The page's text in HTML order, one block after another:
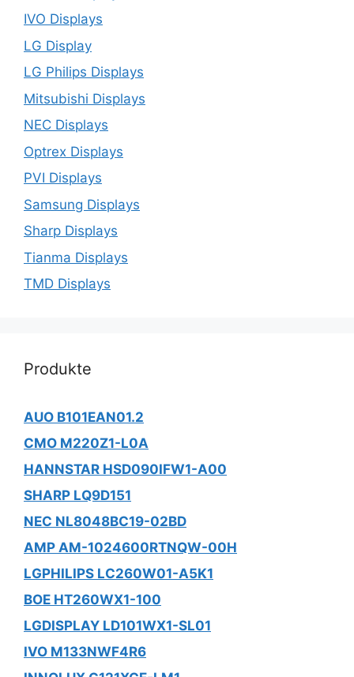
IVO Displays
LG Display
LG Philips Displays
Mitsubishi Displays
NEC Displays
Optrex Displays
PVI Displays
Samsung Displays
Sharp Displays
Tianma Displays
TMD Displays
Produkte
AUO B101EAN01.2
CMO M220Z1-L0A
HANNSTAR HSD090IFW1-A00
SHARP LQ9D151
NEC NL8048BC19-02BD
AMP AM-1024600RTNQW-00H
LGPHILIPS LC260W01-A5K1
BOE HT260WX1-100
LGDISPLAY LD101WX1-SL01
IVO M133NWF4R6